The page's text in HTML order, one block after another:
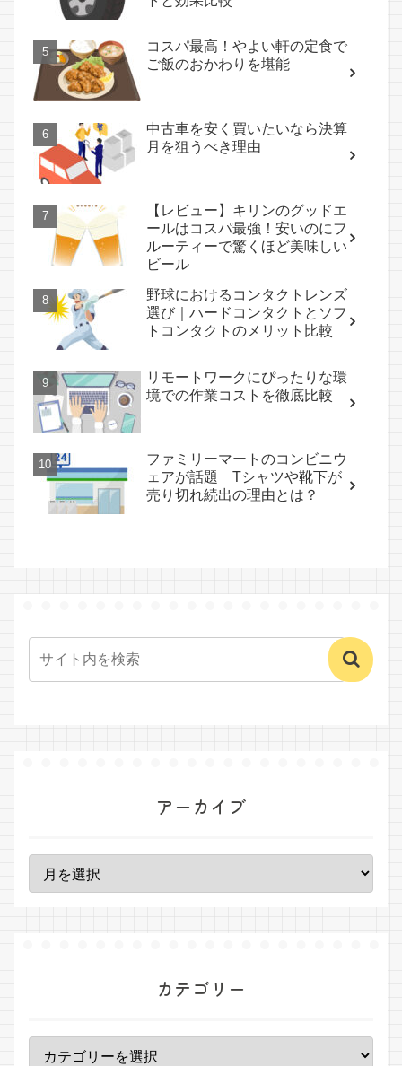
コスパ最高！やよい軒の定食で
ご飯のおかわりを堪能
中古車を安く買いたいなら決算
月を狙うべき理由
【レビュー】キリンのグッドエ
ールはコスパ最強！安いのにフ
ルーティーで驚くほど美味しい
ビール
野球におけるコンタクトレンズ
選び｜ハードコンタクトとソフ
トコンタクトのメリット比較
リモートワークにぴったりな環
境での作業コストを徹底比較
ファミリーマートのコンビニウ
ェアが話題 Tシャツや靴下が
売り切れ続出の理由とは？
アーカイブ
カテゴリー